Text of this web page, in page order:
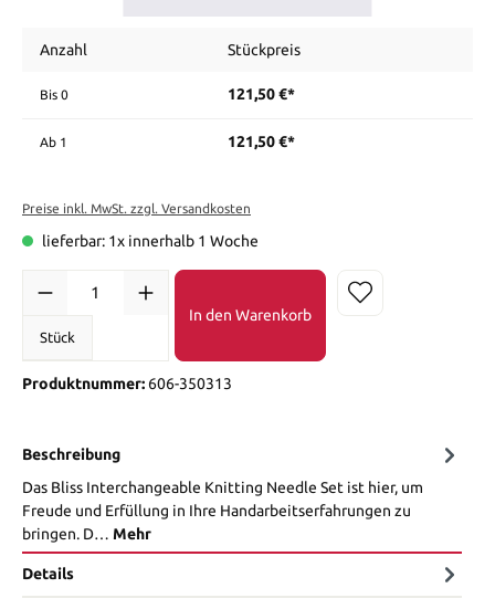
Anzahl Stückpreis
Bis 0 121,50 €*
Ab 1 121,50 €*
Preise inkl. MwSt. zzgl. Versandkosten
lieferbar: 1x innerhalb 1 Woche
Stück
In den Warenkorb
Produktnummer: 606-350313
Beschreibung
Das Bliss Interchangeable Knitting Needle Set ist hier, um
Freude und Erfüllung in Ihre Handarbeitserfahrungen zu
bringen. D… Mehr
Details